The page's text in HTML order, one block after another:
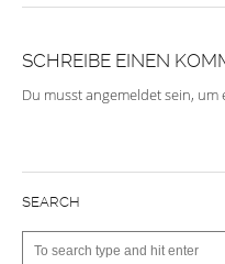
SCHREIBE EINEN
Du musstangemeldetsein, um
SEARCH